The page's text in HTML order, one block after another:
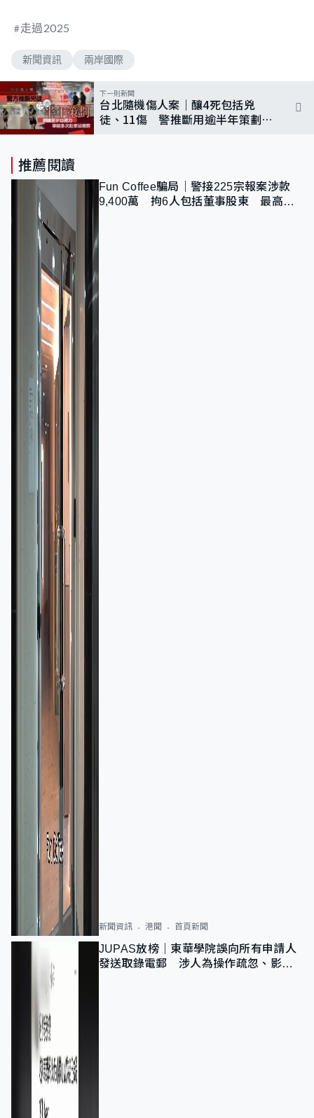
走過2025
新聞資訊 兩岸國際
下一則新聞
台北隨機傷人案｜釀4死包括兇
徒、11傷 警推斷用逾半年策劃、
推薦閱讀
Fun Coffee騙局｜警接225宗報案涉款
9,400萬 拘6人包括董事股東 最高金
新聞資訊 港聞 首頁新聞
JUPAS放榜｜東華學院誤向所有申請人
發送取錄電郵 涉人為操作疏忽、影響